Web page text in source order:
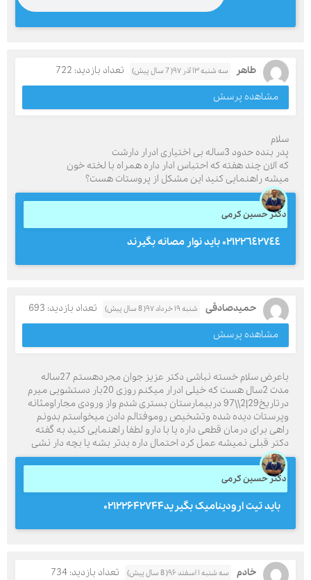
طاهر سه شنبه ۱۳ آذر ۹۷( 7 سال پیش)
تعداد بازدید: 722
مشاهده پرسش
سلام
پدر بنده حدود 3ساله بی اختیاری ادرار دارشت
که الان چند هفته که احتباس ادار داره همراه با لخته خون
میشه راهنمایی کنید این مشکل از پروستات هست؟
دکتر حسین کرمی
٠٢١٢٢٦٤٢٧٤٤ بايد نوار مصانه بگيرند
حمیدصادقی شنبه ۱۹ خرداد ۹۷( 8 سال پیش)
تعداد بازدید: 693
مشاهده پرسش
باعرض سلام خسته نباشی دکتر عزیز جوان مجردهستم 27ساله
مدت 2سال هست که خیلی ادرار میکنم روزی 20بار دستشویی میرم
درتاریخ29|2\\97 دربیمارستان بستری شدم واز ورودی مجاراومثانه
وپرستات دیده شده وتشخیص روموفتالم دادن میخواستم بدونم
راهی برای درمان قطعی داره یا با دارو لطفا راهنمایی کنید به گفته
دکتر قبلی نمیشه عمل کرد احتمال داره بدتر بشه یا بچه دار نشی
دکتر حسین کرمی
باید تیت ارودینامیک بگیرید۰۲۱۲۲۶۴۲۷۴۴
خادم سه شنبه ۱ اسفند ۹۶( 8 سال پیش)
تعداد بازدید: 734